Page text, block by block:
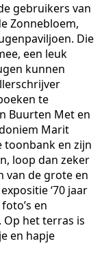
gebruikers van
Zonnebloem,
Die
een leuk
kunnen
te
Buurten Met en
Marit
toonbank en zijn
loop dan zeker
van de grote en
‘70 jaar
en
het terras is
en hapje